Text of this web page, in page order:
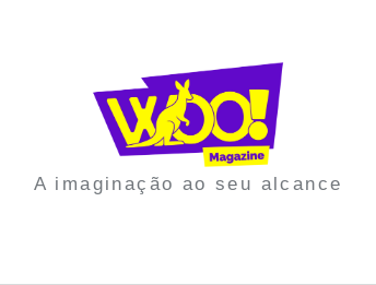
A imaginação ao seu alcance